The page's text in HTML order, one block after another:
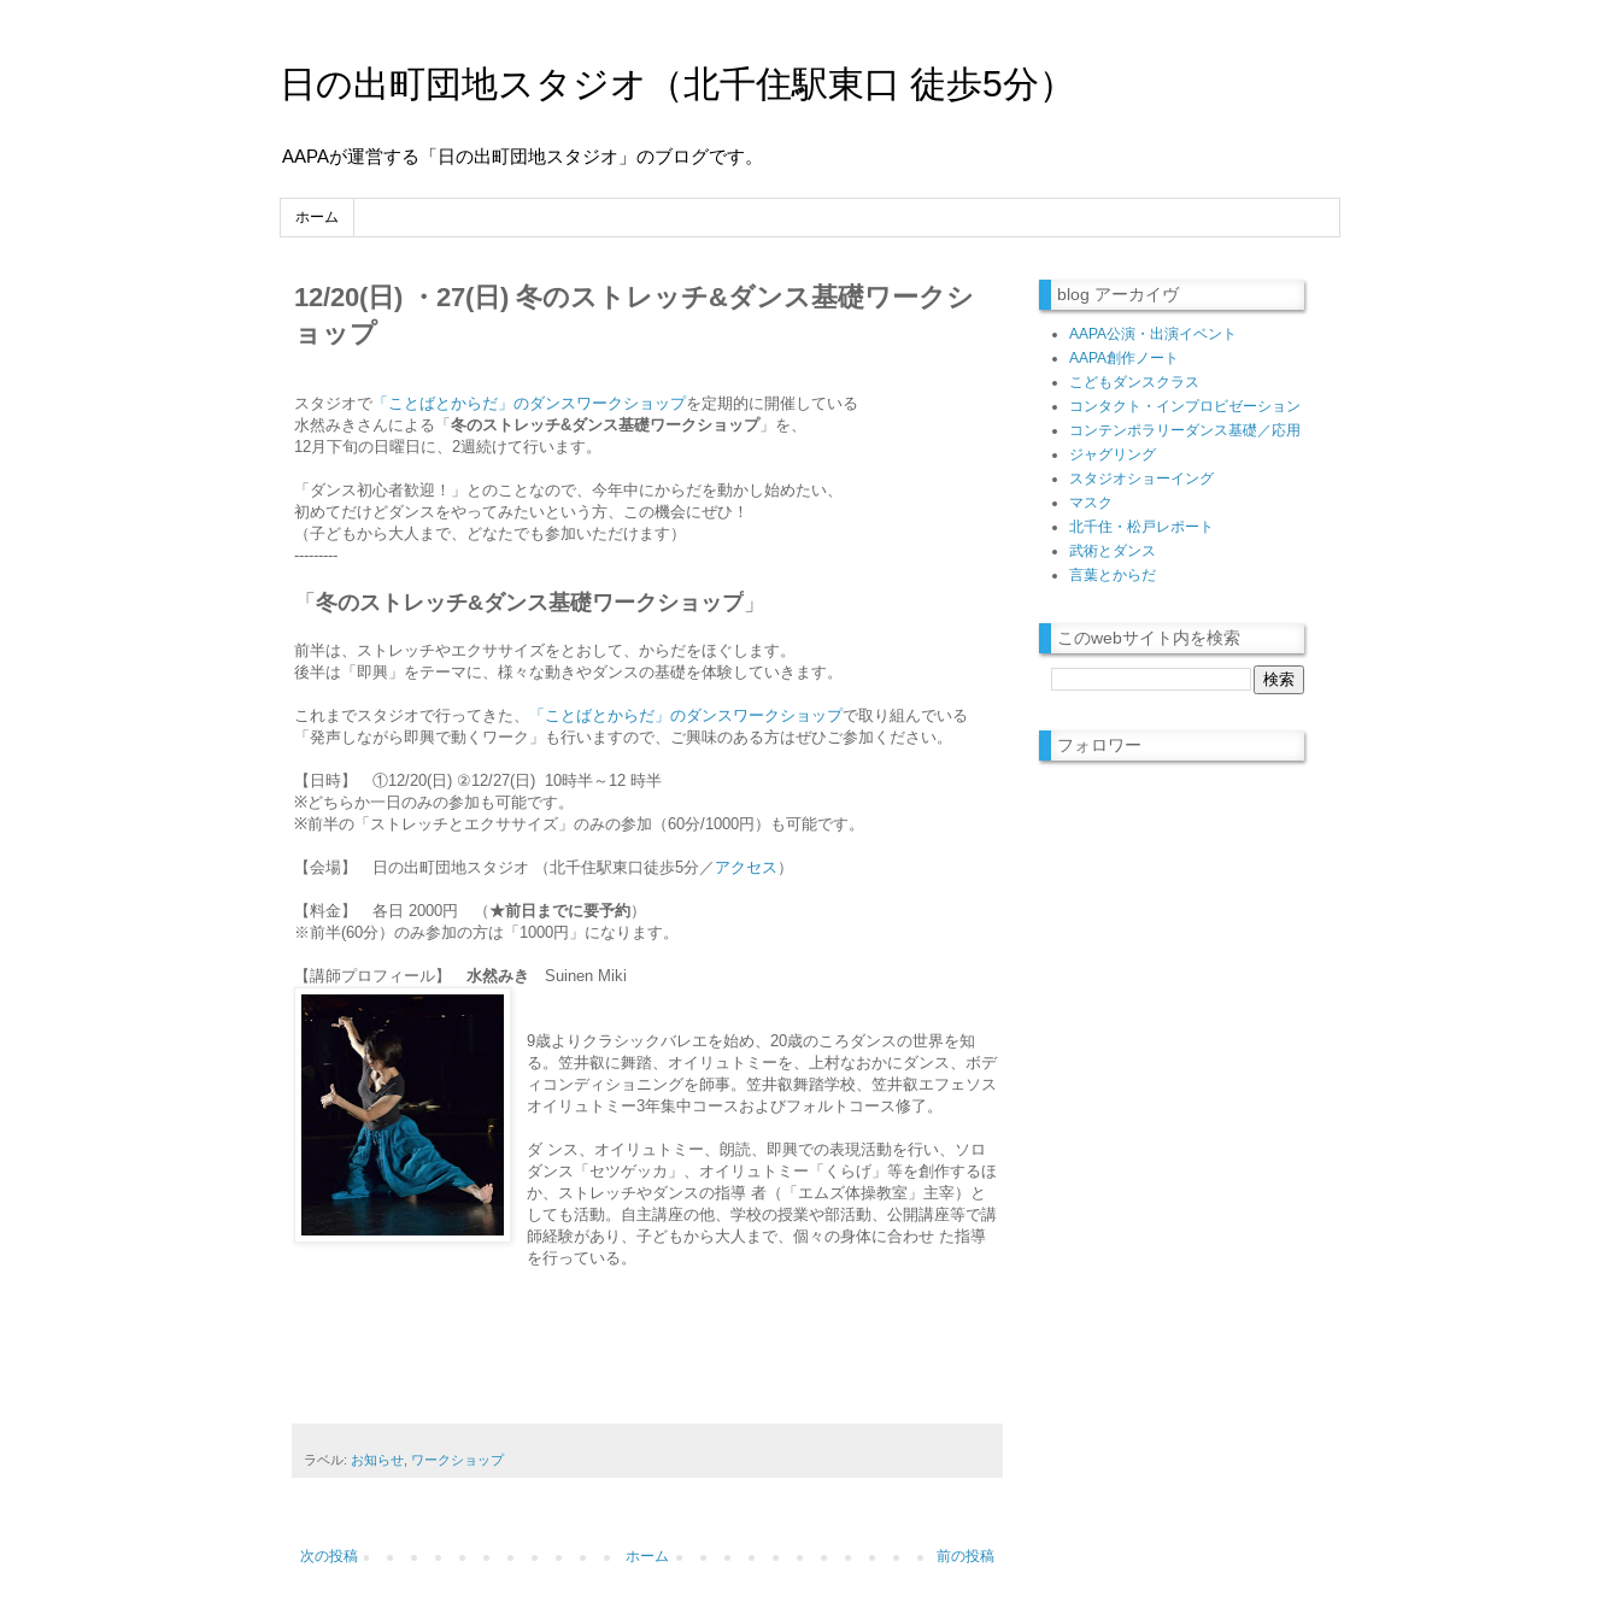
日の出町団地スタジオ（北千住駅東口 徒歩5分）
AAPAが運営する「日の出町団地スタジオ」のブログです。
ホーム
12/20(日) ・27(日) 冬のストレッチ&ダンス基礎ワークシ
ョップ
スタジオで 「 ことばとからだ」のダンスワークショップを定期的に開催している
水然みきさんによる「 冬のストレッチ&ダンス基礎ワークショップ」を、
12月下旬の日曜日に、2週続けて行います。
「 ダンス初心者歓迎！」とのことなので、今年中にからだを動かし始めたい、
初めてだけどダンスをやってみたいという方、この機会にぜひ！
（子どもから大人まで、どなたでも参加いただけます）
---------
「 冬のストレッチ&ダンス基礎ワークショップ 」
前半は、ストレッチやエクササイズをとおして、からだをほぐします。
後半は「即興」をテーマに、様々な動きやダンスの基礎を体験していきます。
これまでスタジオで行ってきた、 「ことばとからだ」のダンスワークショップで取り組んでいる
「発声しながら即興で動くワーク」も行いますので、ご興味のある方はぜひご参加ください。
【日時】 ①12/20( 日 ) ②12/27(日) 10時半～12 時半
※どちらか一日のみの参加も可能です。
※前半の「ストレッチとエクササイズ」のみの参加（60分/1000円）も可能です。
【会場】 日の出町団地スタジオ （北千住駅東口徒歩5分 ／ アクセス ）
【料金】 各日 2000円 （★前日までに要予約）
※前半(60分）のみ参加の方は「1000円」になります。
【講師プロフィール】 水然みき Suinen Miki
9歳よりクラシックバレエを始め、20歳のころダンスの世界を知
る。笠井叡に舞踏、オイリュトミーを、上村なおかにダンス、ボデ
ィコンディショニングを師事。笠井叡舞踏学校、笠井叡エフェソス
オイリュトミー3年集中コースおよびフォルトコース修了。
ダ ンス、オイリュトミー、朗読、即興での表現活動を行い、ソロ
ダンス「セツゲッカ」、オイリュトミー「くらげ」等を創作するほ
か、ストレッチやダンスの指導 者（「エムズ体操教室」主宰）と
しても活動。自主講座の他、学校の授業や部活動、公開講座等で講
師経験があり、子どもから大人まで、個々の身体に合わせ た指導
を行っている。
ラベル: お知らせ ワークショップ
次の投稿 前の投稿
ホーム
blog アーカイヴ
AAPA公演・出演イベント
AAPA創作ノート
こどもダンスクラス
コンタクト・インプロビゼーション
コンテンポラリーダンス基礎／応用
ジャグリング
スタジオショーイング
マスク
北千住・松戸レポート
武術とダンス
言葉とからだ
このwebサイト内を検索
フォロワー